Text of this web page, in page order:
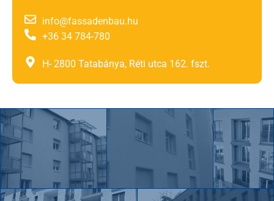
info@fassadenbau.hu
+36 34 784-780
H- 2800 Tatabánya, Réti utca 162. fszt.